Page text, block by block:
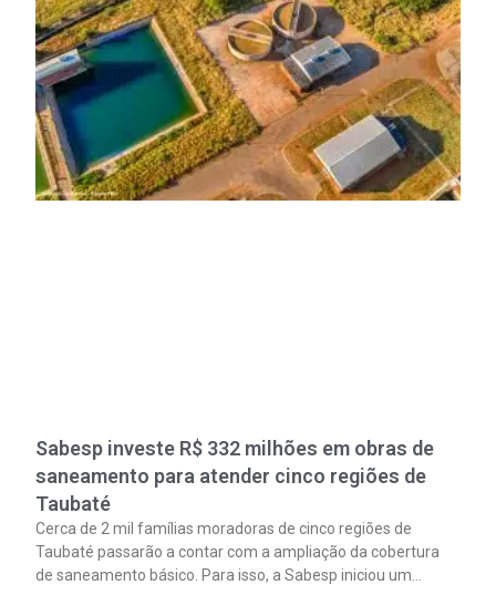
Sabesp investe R$ 332 milhões em obras de
saneamento para atender cinco regiões de
Taubaté
Cerca de 2 mil famílias moradoras de cinco regiões de
Taubaté passarão a contar com a ampliação da cobertura
de saneamento básico. Para isso, a Sabesp iniciou um